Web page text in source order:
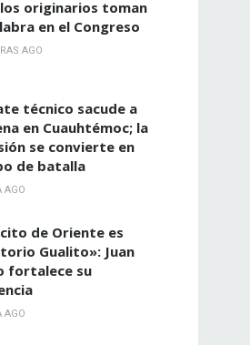
originarios toman
en el Congreso
AGO
técnico sacude a
en Cuauhtémoc; la
se convierte en
de batalla
AGO
de Oriente es
Gualito»: Juan
fortalece su
AGO